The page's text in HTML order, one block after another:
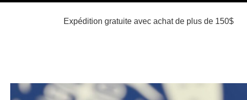
Expédition gratuite avec achat de plus de 150$